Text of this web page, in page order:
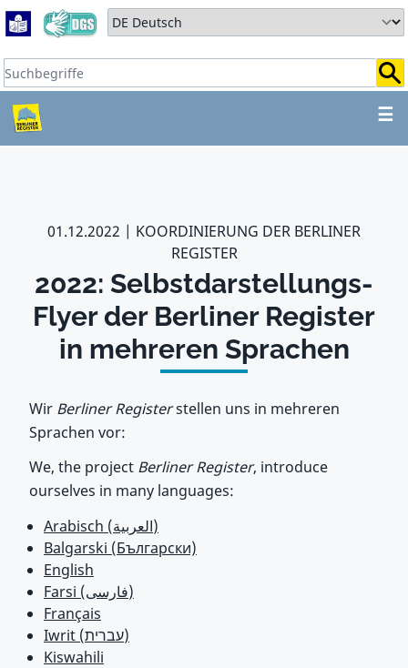
Zum Hauptbereich springen
Zum Hauptmenü springen
Sprache auswählen:
Suchbegriffe:
☰
ZUM HAUPTBEREICH
01.12.2022
KOORDINIERUNG DER BERLINER
REGISTER
2022: Selbstdarstellungs-
Flyer der Berliner Register
in mehreren Sprachen
Wir Berliner Registerstellen uns in mehreren
Sprachen vor:
We, the project Berliner Register, introduce
ourselves in many languages:
Arabisch (العربية)
Balgarski (Български)
English
Farsi (فارسی)
Français
Iwrit (עברית)
Kiswahili